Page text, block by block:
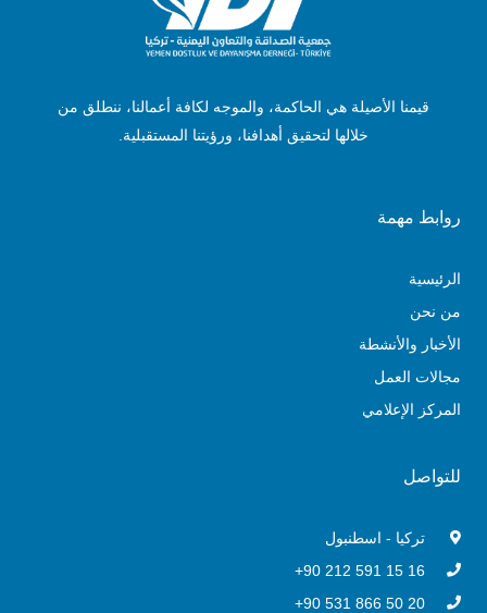
قيمنا الأصيلة هي الحاكمة، والموجه لكافة أعمالنا، ننطلق من
خلالها لتحقيق أهدافنا، ورؤيتنا المستقبلية.
روابط مهمة
الرئيسية
من نحن
الأخبار والأنشطة
مجالات العمل
المركز الإعلامي
للتواصل
تركيا - اسطنبول
16 15 591 212 90+
20 50 866 531 90+